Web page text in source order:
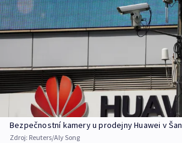
Bezpečnostní kamery u prodejny Huawei v
Zdroj: Reuters/Aly Song